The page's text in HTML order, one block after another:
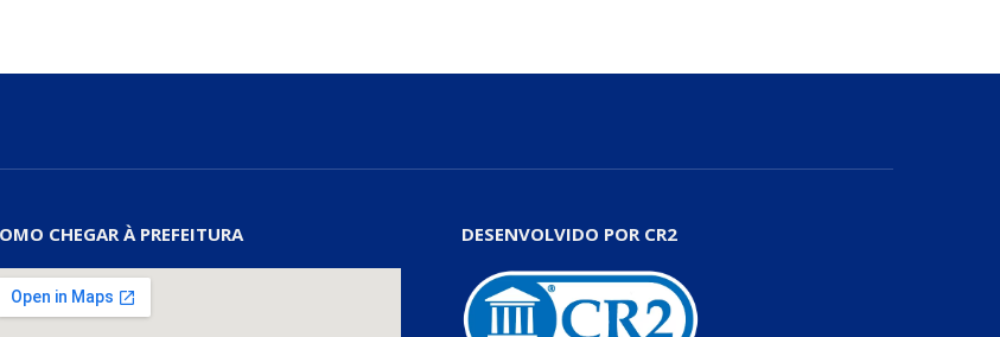
CHEGAR À PREFEITURA DESENVOLVIDO POR CR2